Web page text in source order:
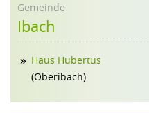
Gemeinde
Ibach
Haus Hubertus
(Oberibach)